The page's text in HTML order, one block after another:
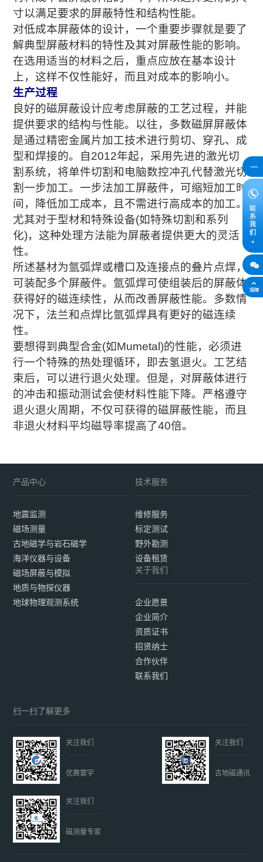
寸以满足要求的屏蔽特性和结构性能。
对低成本屏蔽体的设计，一个重要步骤就是要了
解典型屏蔽材料的特性及其对屏蔽性能的影响。
在选用适当的材料之后，重点应放在基本设计
上，这样不仅性能好，而且对成本的影响小。
生产过程
良好的磁屏蔽设计应考虑屏蔽的工艺过程，并能
提供要求的结构与性能。以往，多数磁屏屏蔽体
是通过精密金属片加工技术进行剪切、穿孔、成
型和焊接的。自2012年起，采用先进的激光切
割系统，将单件切割和电脑数控冲孔代替激光切
割一步加工。一步法加工屏蔽件，可缩短加工时
间，降低加工成本，且不需进行高成本的加工。
尤其对于型材和特殊设备(如特殊切割和系列
化)，这种处理方法能为屏蔽者提供更大的灵活
性。
所述基材为氩弧焊或槽口及连接点的叠片点焊，
可装配多个屏蔽件。氩弧焊可使组装后的屏蔽体
获得好的磁连续性，从而改善屏蔽性能。多数情
况下，法兰和点焊比氩弧焊具有更好的磁连续
性。
要想得到典型合金(如Mumetal)的性能，必须进
行一个特殊的热处理循环，即去氢退火。工艺结
束后，可以进行退火处理。但是，对屏蔽体进行
的冲击和振动测试会使材料性能下降。严格遵守
退火退火周期，不仅可获得的磁屏蔽性能，而且
非退火材料平均磁导率提高了40倍。
产品中心
地震监测
磁场测量
古地磁学与岩石磁学
海洋仪器与设备
磁场屏蔽与模拟
地质与物探仪器
地球物理观测系统
技术服务
维修服务
标定测试
野外勘测
设备租赁
关于我们
企业愿景
企业简介
资质证书
招贤纳士
合作伙伴
联系我们
扫一扫了解更多
关注我们
优赛寰宇
关注我们
古地磁通讯
关注我们
磁测量专家